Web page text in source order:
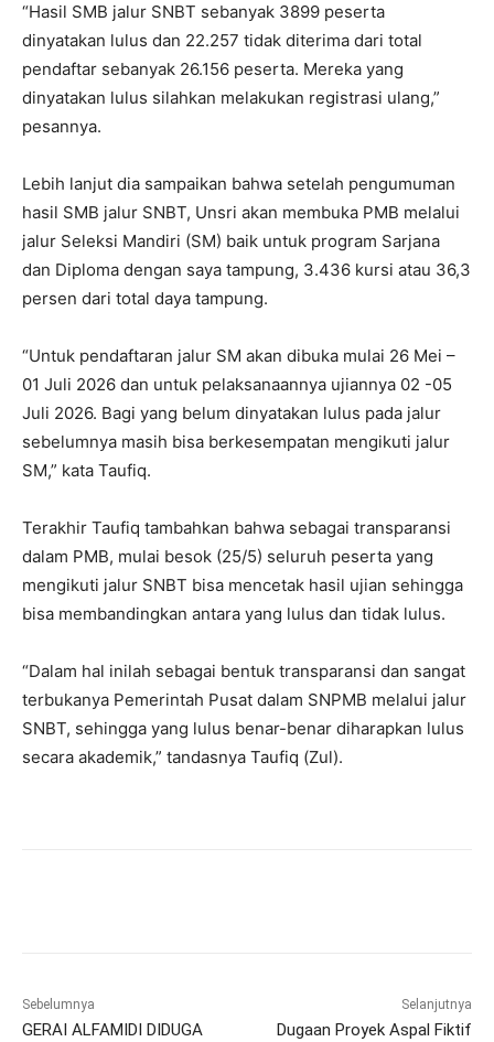
“Hasil SMB jalur SNBT sebanyak 3899 peserta
dinyatakan lulus dan 22.257 tidak diterima dari total
pendaftar sebanyak 26.156 peserta. Mereka yang
dinyatakan lulus silahkan melakukan registrasi ulang,”
pesannya.
Lebih lanjut dia sampaikan bahwa setelah pengumuman
hasil SMB jalur SNBT, Unsri akan membuka PMB melalui
jalur Seleksi Mandiri (SM) baik untuk program Sarjana
dan Diploma dengan saya tampung, 3.436 kursi atau 36,3
persen dari total daya tampung.
“Untuk pendaftaran jalur SM akan dibuka mulai 26 Mei –
01 Juli 2026 dan untuk pelaksanaannya ujiannya 02 -05
Juli 2026. Bagi yang belum dinyatakan lulus pada jalur
sebelumnya masih bisa berkesempatan mengikuti jalur
SM,” kata Taufiq.
Terakhir Taufiq tambahkan bahwa sebagai transparansi
dalam PMB, mulai besok (25/5) seluruh peserta yang
mengikuti jalur SNBT bisa mencetak hasil ujian sehingga
bisa membandingkan antara yang lulus dan tidak lulus.
“Dalam hal inilah sebagai bentuk transparansi dan sangat
terbukanya Pemerintah Pusat dalam SNPMB melalui jalur
SNBT, sehingga yang lulus benar-benar diharapkan lulus
secara akademik,” tandasnya Taufiq (Zul).
Sebelumnya
GERAI ALFAMIDI DIDUGA
Selanjutnya
Dugaan Proyek Aspal Fiktif